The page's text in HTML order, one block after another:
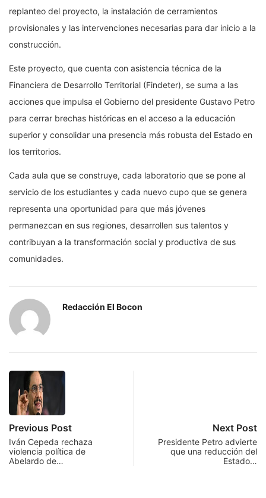
replanteo del proyecto, la instalación de cerramientos
provisionales y las intervenciones necesarias para dar inicio a la
construcción.
Este proyecto, que cuenta con asistencia técnica de la
Financiera de Desarrollo Territorial (Findeter), se suma a las
acciones que impulsa el Gobierno del presidente Gustavo Petro
para cerrar brechas históricas en el acceso a la educación
superior y consolidar una presencia más robusta del Estado en
los territorios.
Cada aula que se construye, cada laboratorio que se pone al
servicio de los estudiantes y cada nuevo cupo que se genera
representa una oportunidad para que más jóvenes
permanezcan en sus regiones, desarrollen sus talentos y
contribuyan a la transformación social y productiva de sus
comunidades.
Redacción El Bocon
Previous Post
Iván Cepeda rechaza
violencia política de
Abelardo de…
Next Post
Presidente Petro advierte
que una reducción del
Estado…